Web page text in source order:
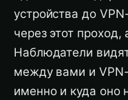
устройства до
через этот
Наблюдатели
между вами и
именно и куда оно